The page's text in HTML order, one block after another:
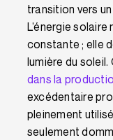
transition vers
L’énergie solaire
constante ; elle
lumière du soleil.
dans la
excédentaire
pleinement
seulement